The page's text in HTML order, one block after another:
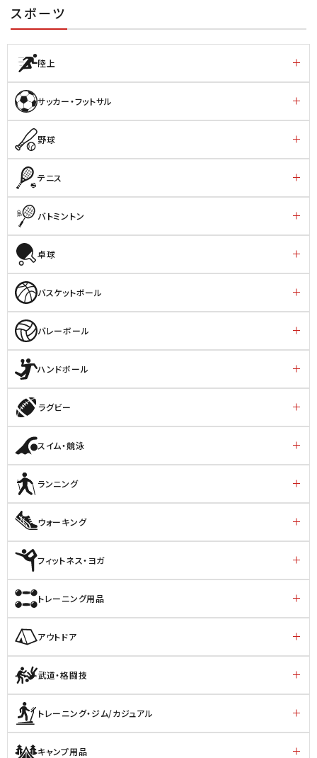
スポーツ
陸上
サッカー・フットサル
野球
テニス
バトミントン
卓球
バスケットボール
バレーボール
ハンドボール
ラグビー
スイム・競泳
ランニング
ウォーキング
フィットネス・ヨガ
トレーニング用品
アウトドア
武道・格闘技
トレーニング・ジム/カジュアル
キャンプ用品